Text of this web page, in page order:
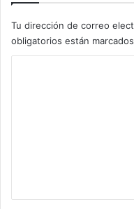
Tu dirección de correo
obligatorios están